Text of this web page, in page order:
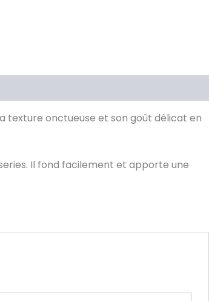
texture onctueuse et son goût délicat en
Il fond facilement et apporte une